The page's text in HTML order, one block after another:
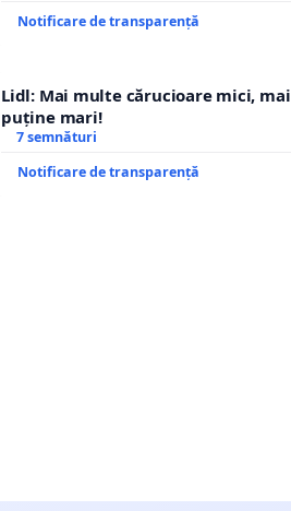
Notificare de transparență
Lidl: Mai multe cărucioare mici, mai
puține mari!
7 semnături
Notificare de transparență